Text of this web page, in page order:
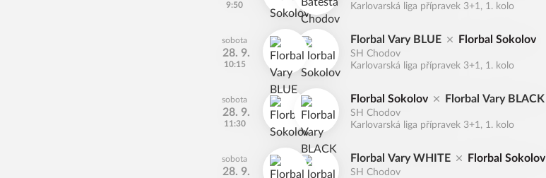
9:50
Karlovarská liga přípravek 3+1, 1. kolo
sobota
28. 9.
10:15
Florbal Vary BLUE Florbal Sokolov
SH Chodov
Karlovarská liga přípravek 3+1, 1. kolo
sobota
28. 9.
11:30
Florbal Sokolov Florbal Vary BLACK
SH Chodov
Karlovarská liga přípravek 3+1, 1. kolo
sobota
28. 9.
Florbal Vary WHITE Florbal Sokolov
SH Chodov